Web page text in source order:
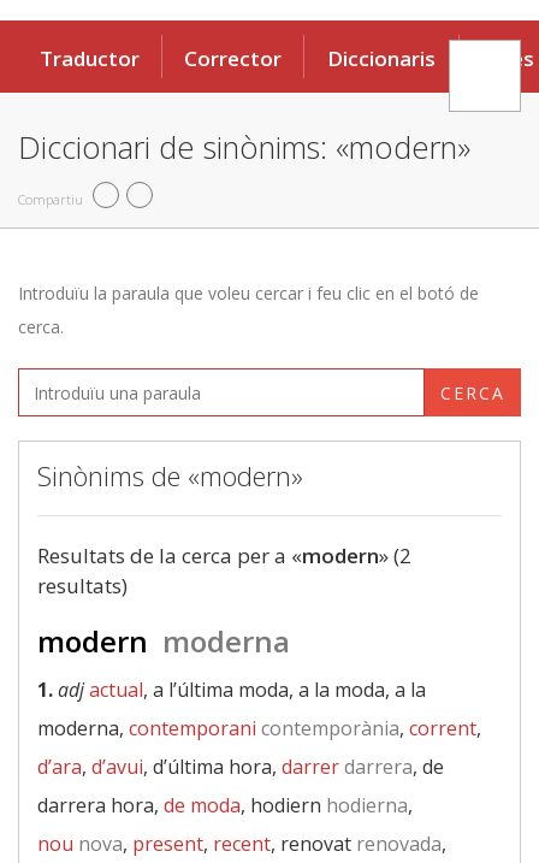
Traductor Corrector Diccionaris Eines
Diccionari de sinònims: «modern»
Compartiu
Introduïu la paraula que voleu cercar i feu clic en el botó de
cerca.
CERCA
Sinònims de «modern»
Resultats de la cerca per a «modern» (2
resultats)
modern moderna
1.adjactual, a l’última moda, a la moda, a la
moderna, contemporani contemporània, corrent,
d’ara, d’avui, d’última hora, darrerdarrera, de
darrera hora, de moda, hodiern hodierna,
nou nova, present, recent, renovat renovada,